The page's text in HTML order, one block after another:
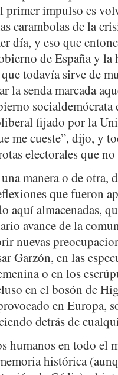
primer impulso es
carambolas de la
día, y eso que
de España y la
todavía sirve de
la senda marcada
fijado por la
me cueste”, dijo, y
electorales que no
manera o de otra,
que fueron
aquí almacenadas,
avance de la
nuevas
Garzón, en las
o en los
en el bosón de
en Europa,
detrás de
humanos en todo el
histórica